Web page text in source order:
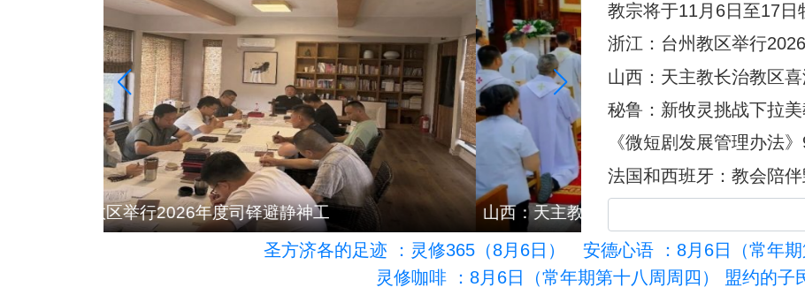
山西：天主教长治教区喜添三位新神父
教宗将于11月6日至17
浙江：台州教区举行
山西：天主教长治教区
秘鲁：新牧灵挑战下拉
《微短剧发展管理办法
短剧作出规定
法国和西班牙：教会陪
圣方济各的足迹 ：灵修365（8月6日） 安德心语：8月6日（常年期
灵修咖啡 ：8月6日（常年期第十八周周四） 盟约的子